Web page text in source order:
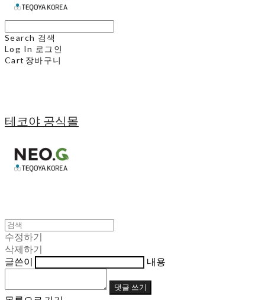
Search 검색
Log In 로그인
Cart 장바구니
테코야 공식몰
수정하기
삭제하기
글쓴이
내용
댓글 쓰기